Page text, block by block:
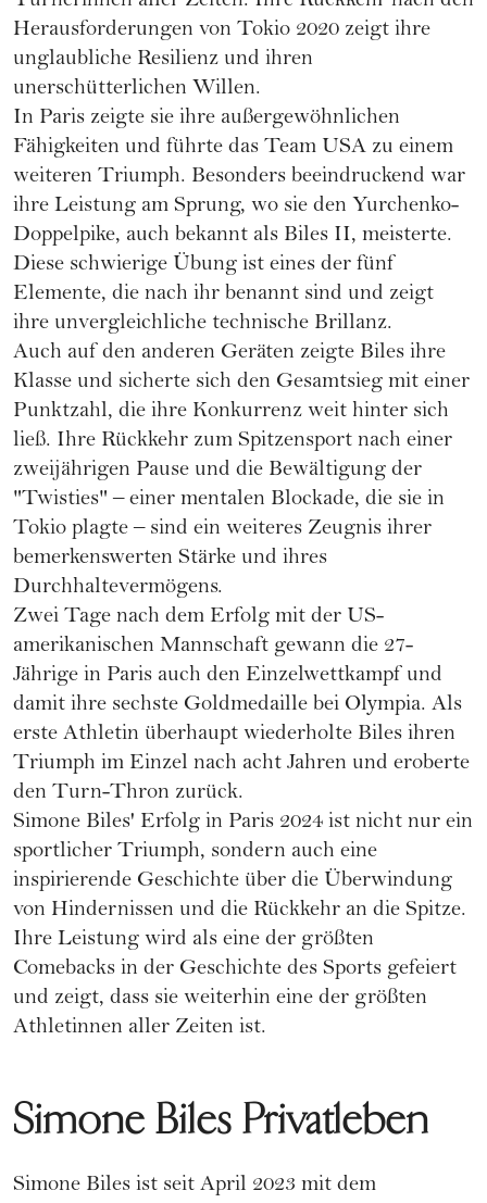
Herausforderungen von Tokio 2020 zeigt ihre
unglaubliche Resilienz und ihren
unerschütterlichen Willen.
In Paris zeigte sie ihre außergewöhnlichen
Fähigkeiten und führte das Team USA zu einem
weiteren Triumph. Besonders beeindruckend war
ihre Leistung am Sprung, wo sie den Yurchenko-
Doppelpike, auch bekannt als Biles II, meisterte.
Diese schwierige Übung ist eines der fünf
Elemente, die nach ihr benannt sind und zeigt
ihre unvergleichliche technische Brillanz.
Auch auf den anderen Geräten zeigte Biles ihre
Klasse und sicherte sich den Gesamtsieg mit einer
Punktzahl, die ihre Konkurrenz weit hinter sich
ließ. Ihre Rückkehr zum Spitzensport nach einer
zweijährigen Pause und die Bewältigung der
"Twisties" – einer mentalen Blockade, die sie in
Tokio plagte – sind ein weiteres Zeugnis ihrer
bemerkenswerten Stärke und ihres
Durchhaltevermögens.
Zwei Tage nach dem Erfolg mit der US-
amerikanischen Mannschaft gewann die 27-
Jährige in Paris auch den Einzelwettkampf und
damit ihre sechste Goldmedaille bei Olympia. Als
erste Athletin überhaupt wiederholte Biles ihren
Triumph im Einzel nach acht Jahren und eroberte
den Turn-Thron zurück.
Simone Biles' Erfolg in Paris 2024 ist nicht nur ein
sportlicher Triumph, sondern auch eine
inspirierende Geschichte über die Überwindung
von Hindernissen und die Rückkehr an die Spitze.
Ihre Leistung wird als eine der größten
Comebacks in der Geschichte des Sports gefeiert
und zeigt, dass sie weiterhin eine der größten
Athletinnen aller Zeiten ist.
Simone Biles Privatleben
Simone Biles ist seit April 2023 mit dem